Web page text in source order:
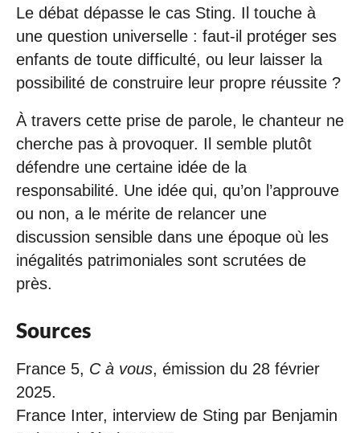
Le débat dépasse le cas Sting. Il touche à
une question universelle : faut-il protéger ses
enfants de toute difficulté, ou leur laisser la
possibilité de construire leur propre réussite ?
À travers cette prise de parole, le chanteur ne
cherche pas à provoquer. Il semble plutôt
défendre une certaine idée de la
responsabilité. Une idée qui, qu’on l’approuve
ou non, a le mérite de relancer une
discussion sensible dans une époque où les
inégalités patrimoniales sont scrutées de
près.
Sources
France 5, C à vous, émission du 28 février
2025.
France Inter, interview de Sting par Benjamin